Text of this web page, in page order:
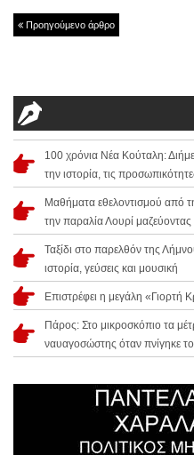
Προηγούμενο άρθρο
100 χρόνια Νέα Κούταλη:
την ιστορία, τις
Μαθήματα εθελοντισμού από
την παραλία Λουρί
Ταξίδι στο παρελθόν της
ιστορία, γεύσεις και μουσική
Επιστρέφει η μεγάλη «Γιορτή
Πάρος: Στο μικροσκόπιο τα
ναυαγοσώστης όταν πνίγηκε